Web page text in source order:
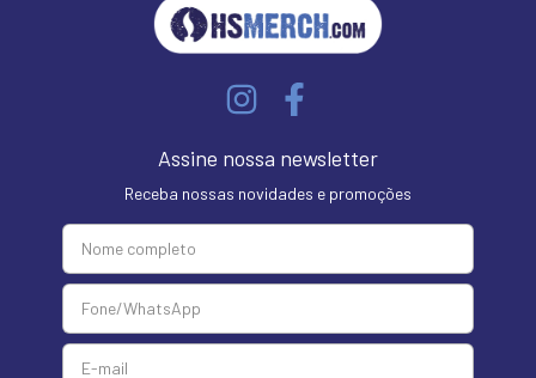
Assine nossa newsletter
Receba nossas novidades e promoções